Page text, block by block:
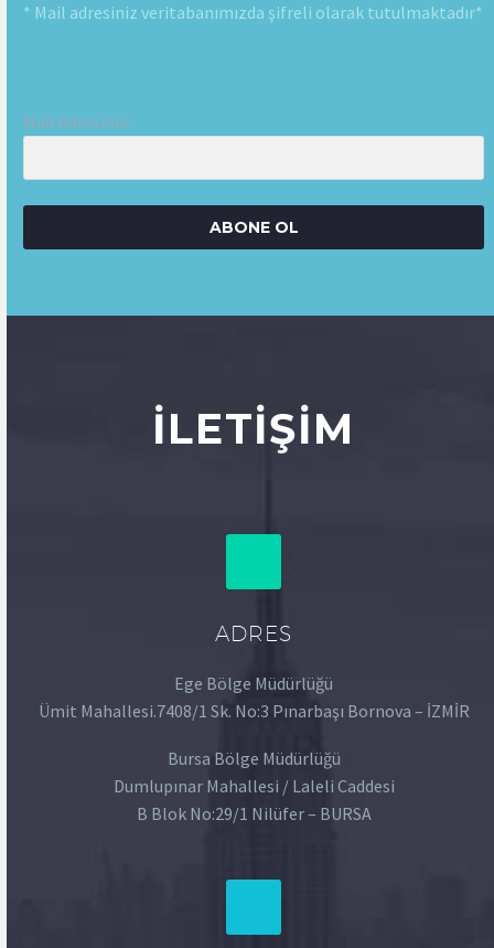
* Mail adresiniz veritabanımızda şifreli olarak tutulmaktadır*
Mail Adresiniz:
ABONE OL
İLETIŞIM
ADRES
Ege Bölge Müdürlüğü
Ümit Mahallesi.7408/1 Sk. No:3 Pınarbaşı Bornova – İZMİR
Bursa Bölge Müdürlüğü
Dumlupınar Mahallesi / Laleli Caddesi
B Blok No:29/1 Nilüfer – BURSA